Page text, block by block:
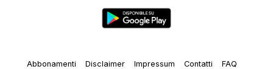
Abbonamenti Disclaimer Impressum Contatti
FAQ